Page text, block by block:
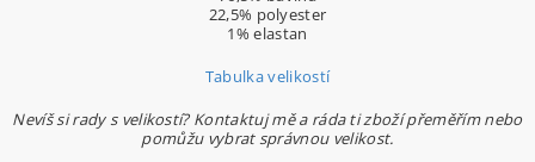
22,5% polyester
1% elastan
Tabulka velikostí
Nevíš si rady s velikostí? Kontaktuj mě a ráda ti zboží přeměřím nebo
pomůžu vybrat správnou velikost.